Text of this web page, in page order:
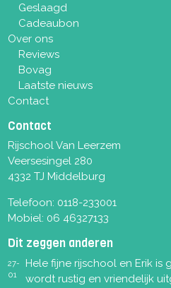
Geslaagd
Cadeaubon
Over ons
Reviews
Bovag
Laatste nieuws
Contact
Contact
Rijschool Van Leerzem
Veersesingel 280
4332 TJ Middelburg
Telefoon: 0118-233001
Mobiel: 06 46327133
Dit zeggen anderen
27-
01
Hele fijne rijschool en Erik
wordt rustig en vriendelijk